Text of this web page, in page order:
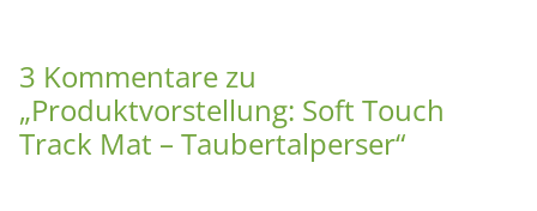
3 Kommentare zu
„Produktvorstellung: Soft Touch
Track Mat – Taubertalperser“